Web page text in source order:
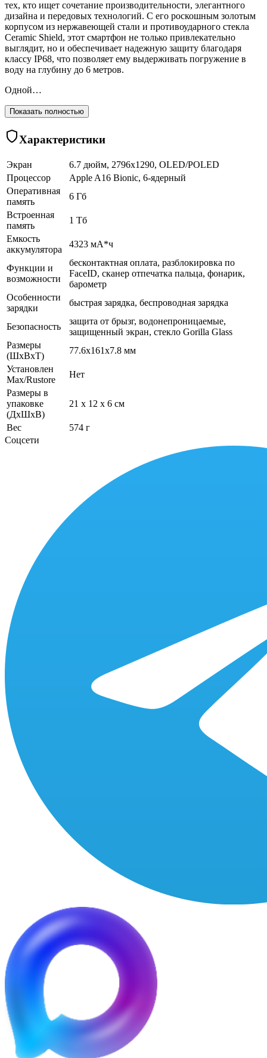
тех, кто ищет сочетание производительности, элегантного
дизайна и передовых технологий. С его роскошным золотым
корпусом из нержавеющей стали и противоударного стекла
Ceramic Shield, этот смартфон не только привлекательно
выглядит, но и обеспечивает надежную защиту благодаря
классу IP68, что позволяет ему выдерживать погружение в
воду на глубину до 6 метров.
Одной…
Показать полностью
Характеристики
Экран
6.7 дюйм, 2796x1290, OLED/POLED
Процессор
Apple A16 Bionic, 6-ядерный
Оперативная
память
6 Гб
Встроенная
память
1 Тб
Емкость
аккумулятора
4323 мА*ч
Функции и
возможности
бесконтактная оплата, разблокировка по
FaceID, сканер отпечатка пальца, фонарик,
барометр
Особенности
зарядки
быстрая зарядка, беспроводная зарядка
Безопасность
защита от брызг, водонепроницаемые,
защищенный экран, cтекло Gorilla Glass
Размеры
(ШхВхТ)
77.6x161x7.8 мм
Установлен
Max/Rustore
Нет
Размеры в
упаковке
(ДхШхВ)
21 x 12 x 6 см
Вес
574 г
Соцсети